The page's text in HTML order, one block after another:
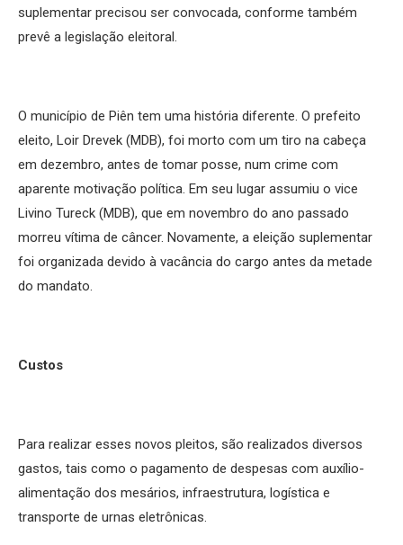
suplementar precisou ser convocada, conforme também
prevê a legislação eleitoral.
O município de Piên tem uma história diferente. O prefeito
eleito, Loir Drevek (MDB), foi morto com um tiro na cabeça
em dezembro, antes de tomar posse, num crime com
aparente motivação política. Em seu lugar assumiu o vice
Livino Tureck (MDB), que em novembro do ano passado
morreu vítima de câncer. Novamente, a eleição suplementar
foi organizada devido à vacância do cargo antes da metade
do mandato.
Custos
Para realizar esses novos pleitos, são realizados diversos
gastos, tais como o pagamento de despesas com auxílio-
alimentação dos mesários, infraestrutura, logística e
transporte de urnas eletrônicas.